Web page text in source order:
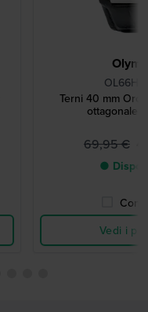
Terni 40 mm
ottagonale
69,95 €
●
Vedi i